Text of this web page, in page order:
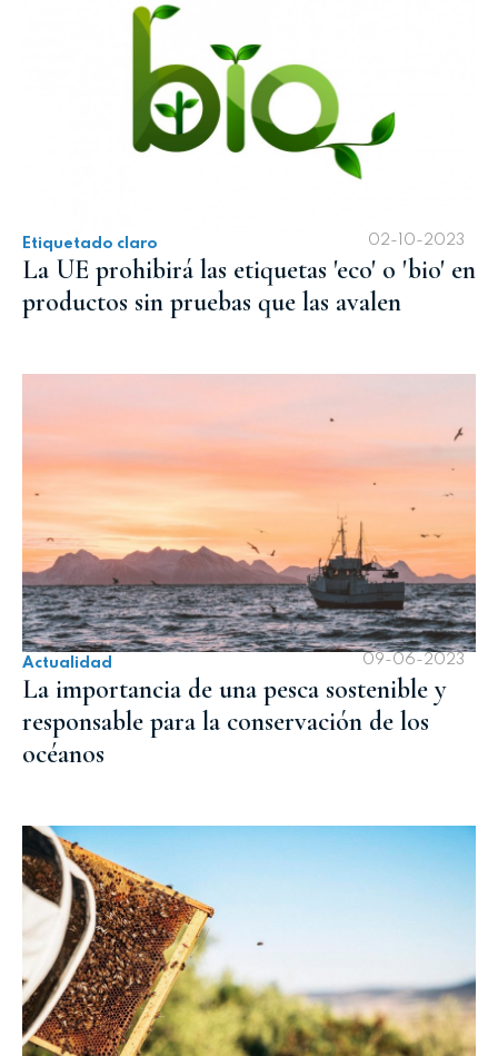
Etiquetado claro 02-10-2023
La UE prohibirá las etiquetas 'eco' o 'bio' en
productos sin pruebas que las avalen
Actualidad 09-06-2023
La importancia de una pesca sostenible y
responsable para la conservación de los
océanos